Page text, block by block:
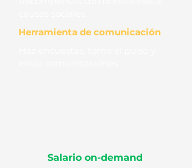
Herramienta de comunicación
Salario on-demand